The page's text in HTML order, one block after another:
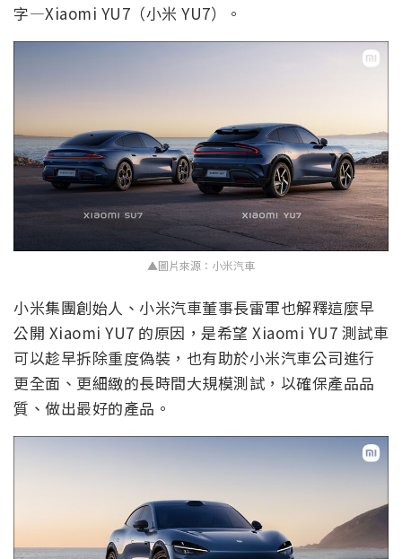
字—Xiaomi YU7（小米 YU7）。
▲圖片來源：小米汽車
小米集團創始人、小米汽車董事長雷軍也解釋這麼早
公開 Xiaomi YU7 的原因，是希望 Xiaomi YU7 測試車
可以趁早拆除重度偽裝，也有助於小米汽車公司進行
更全面、更細緻的長時間大規模測試，以確保產品品
質、做出最好的產品。